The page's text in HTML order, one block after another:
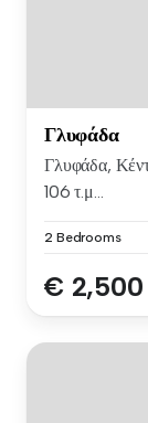
Γλυφάδα
Γλυφάδα,
106 τ.μ...
2 Bedrooms
€ 2,500